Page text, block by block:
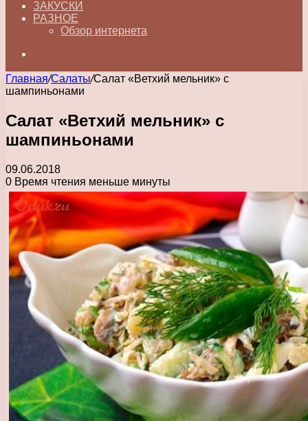
ЗАКУСКИ
РАЗНОЕ
Обзор интернета
Главная/Салаты/Салат «Ветхий мельник» с
шампиньонами
Салат «Ветхий мельник» с
шампиньонами
09.06.2018
0 Время чтения меньше минуты